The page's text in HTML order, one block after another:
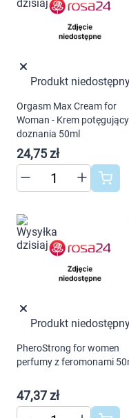
cookies poprzez
"Ustawienia" lub
ustawienia
Produkt
Orgasm Max Cream for
Woman - Krem potęgujący
doznania 50ml
24,75 zł
Produkt
PheroStrong for women
perfumy z feromonami
47,37 zł